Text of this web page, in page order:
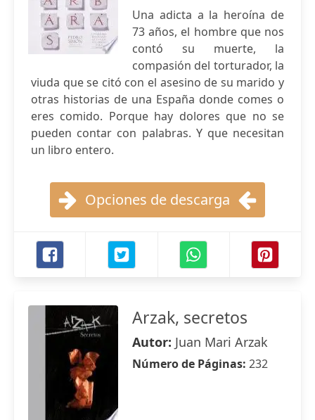
Una adicta a la heroína de
73 años, el hombre que nos
contó su muerte, la
compasión del torturador, la
viuda que se citó con el asesino de su marido y
otras historias de una España donde comes o
eres comido. Porque hay dolores que no se
pueden contar con palabras. Y que necesitan
un libro entero.
Opciones de descarga
Arzak, secretos
Autor: Juan Mari Arzak
Número de Páginas: 232